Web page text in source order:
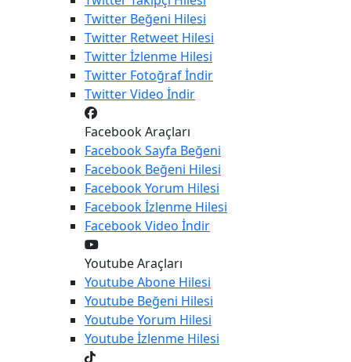
Twitter Beğeni Hilesi
Twitter Retweet Hilesi
Twitterİzlenme Hilesi
Twitter Fotoğraf İndir
TwitterVideo İndir
Facebook Araçları
FacebookSayfa Beğeni
Facebook Beğeni Hilesi
FacebookYorum Hilesi
Facebookİzlenme Hilesi
FacebookVideo İndir
Youtube Araçları
YoutubeAbone Hilesi
Youtube Beğeni Hilesi
YoutubeYorum Hilesi
Youtubeİzlenme Hilesi